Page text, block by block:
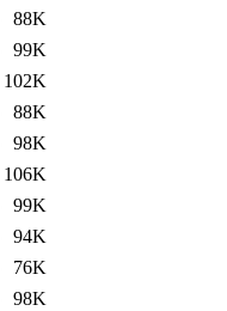
88K
99K
102K
88K
98K
106K
99K
94K
76K
98K